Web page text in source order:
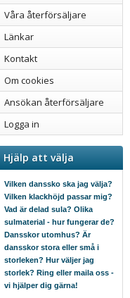
Våra återförsäljare
Länkar
Kontakt
Om cookies
Ansökan återförsäljare
Logga in
Hjälp att välja
Vilken danssko ska jag välja?
Vilken klackhöjd passar mig?
Vad är delad sula? Olika
sulmaterial - hur fungerar de?
Dansskor utomhus? Är
dansskor stora eller små i
storleken? Hur väljer jag
storlek? Ring eller maila oss -
vi hjälper dig gärna!